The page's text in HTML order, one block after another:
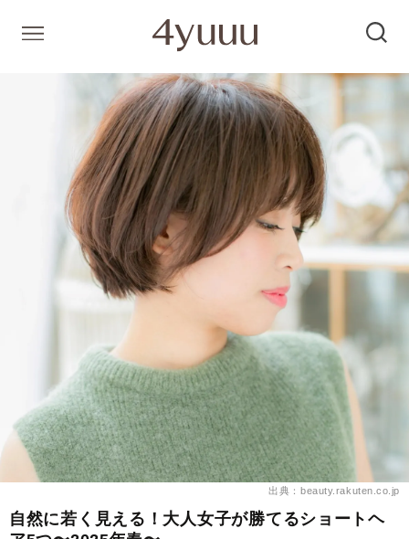
出典：beauty.rakuten.co.jp
自然に若く見える！大人女子が勝てるショートヘ